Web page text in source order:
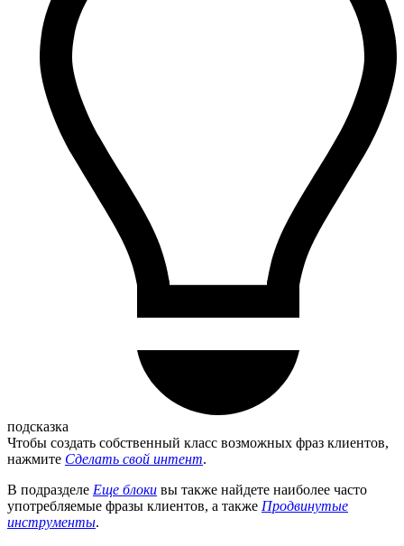
подсказка
Чтобы создать собственный класс возможных фраз клиентов,
нажмите Сделать свой интент.
В подразделе Еще блоки вы также найдете наиболее часто
употребляемые фразы клиентов, а также Продвинутые
инструменты.